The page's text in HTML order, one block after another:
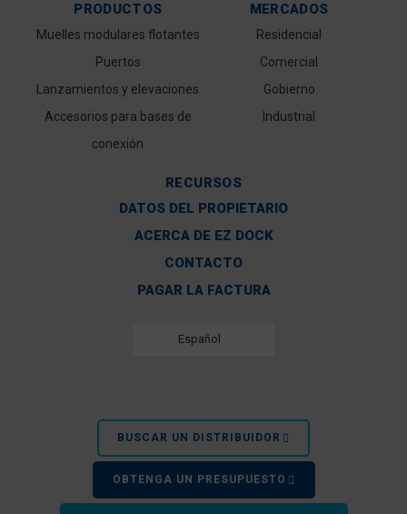
PRODUCTOS
Muelles modulares flotantes
Puertos
Lanzamientos y elevaciones
Accesorios para bases de
conexión
MERCADOS
Residencial
Comercial
Gobierno
Industrial
RECURSOS
DATOS DEL PROPIETARIO
ACERCA DE EZ DOCK
CONTACTO
PAGAR LA FACTURA
Español
BUSCAR UN DISTRIBUIDOR
OBTENGA UN PRESUPUESTO